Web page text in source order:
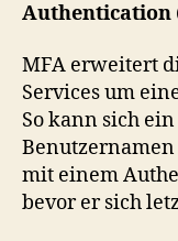
Authentication
MFA erweitert
Services um
So kann sich
mit einem
bevor er sich